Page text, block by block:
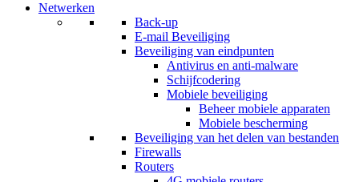
Netwerken
Back-up
E-mail Beveiliging
Beveiliging van eindpunten
Antivirus en anti-malware
Schijfcodering
Mobiele beveiliging
Beheer mobiele apparaten
Mobiele bescherming
Beveiliging van het delen van bestanden
Firewalls
Routers